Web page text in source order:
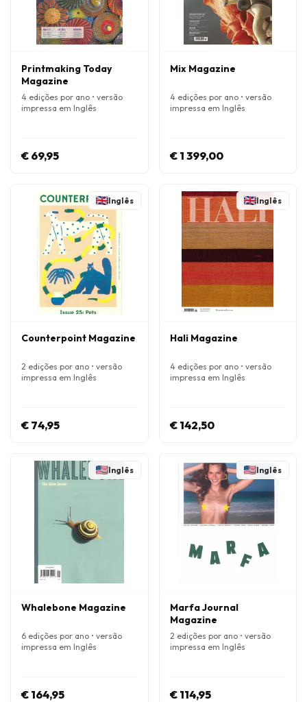
Printmaking Today
Magazine
4 edições por ano • versão
impressa em Inglês
€ 69,95
Mix Magazine
4 edições por ano • versão
impressa em Inglês
€ 1 399,00
Inglês
Counterpoint Magazine
2 edições por ano • versão
impressa em Inglês
€ 74,95
Inglês
Hali Magazine
4 edições por ano • versão
impressa em Inglês
€ 142,50
Inglês
Whalebone Magazine
6 edições por ano • versão
impressa em Inglês
€ 164,95
Inglês
Marfa Journal
Magazine
2 edições por ano • versão
impressa em Inglês
€ 114,95